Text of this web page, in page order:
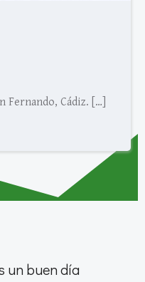
Fernando, Cádiz. […]
un buen día